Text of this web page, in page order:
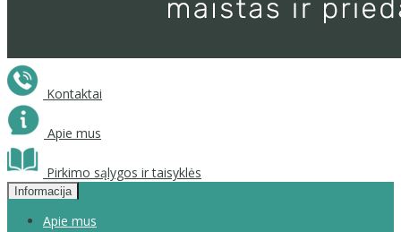
Kontaktai
Apie mus
Pirkimo sąlygos ir taisyklės
Informacija
Apie mus